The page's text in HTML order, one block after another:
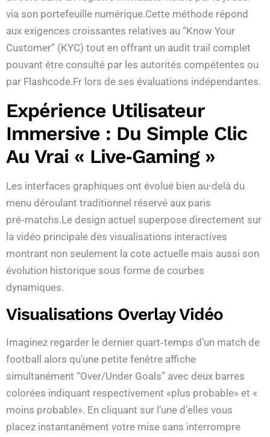
via son portefeuille numérique.Cette méthode répond
aux exigences croissantes relatives au “Know Your
Customer” (KYC) tout en offrant un audit trail complet
pouvant être consulté par les autorités compétentes ou
par Flashcode.Fr lors de ses évaluations indépendantes.
Expérience Utilisateur
Immersive : Du Simple Clic
Au Vrai « Live‑gaming »
Les interfaces graphiques ont évolué bien au-delà du
menu déroulant traditionnel réservé aux paris
pré‑matchs.Le design actuel superpose directement sur
la vidéo principale des visualisations interactives
montrant non seulement la cote actuelle mais aussi son
évolution historique sous forme de courbes
dynamiques.
Visualisations Overlay Vidéo
Imaginez regarder le dernier quart‑temps d’un match de
football alors qu’une petite fenêtre affiche
simultanément “Over/Under Goals” avec deux barres
colorées indiquant respectivement «​plus probable​» et «​
moins probable​». En cliquant sur l’une d’elles vous
placez instantanément votre mise sans interrompre